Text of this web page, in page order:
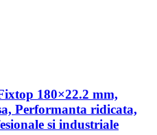
180×22.2 mm,
Performanta ridicata,
si industriale